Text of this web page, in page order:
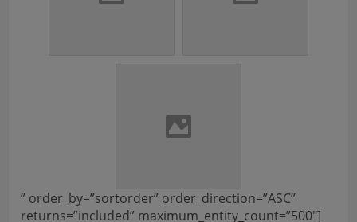
” order_by=”sortorder” order_direction=”ASC”
returns=”included” maximum_entity_count=”500″]